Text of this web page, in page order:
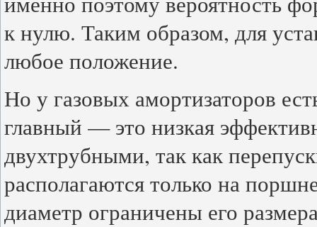
к нулю. Таким образом, для
любое положение.
Но у газовых амортизаторов
главный — это низкая
двухтрубными, так как
располагаются только на
диаметр ограничены его